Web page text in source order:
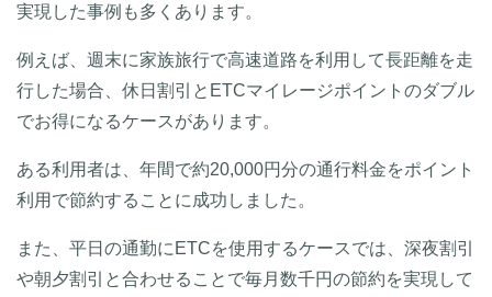
実現した事例も多くあります。
例えば、週末に家族旅行で高速道路を利用して長距離を走
行した場合、休日割引とETCマイレージポイントのダブル
でお得になるケースがあります。
ある利用者は、年間で約20,000円分の通行料金をポイント
利用で節約することに成功しました。
また、平日の通勤にETCを使用するケースでは、深夜割引
や朝夕割引と合わせることで毎月数千円の節約を実現して